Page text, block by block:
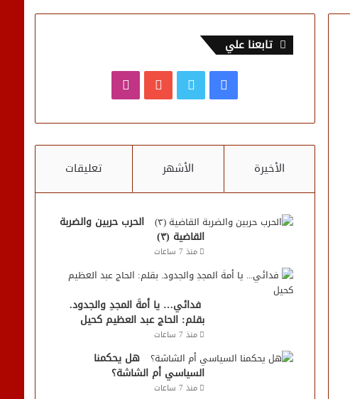
تابعنا علي
فيسبوك يوتيوب
الأخيرة الأشهر تعليقات
الحرب حربين والضربة
القاضية (٣)
منذ 7 ساعات
فدائي… يا أمةَ المجدِ والجدود.
بقلم: الحاج عبد العظيم كحيل
منذ 7 ساعات
هل يحكمنا
السياسي أم الشاشة؟
منذ 7 ساعات